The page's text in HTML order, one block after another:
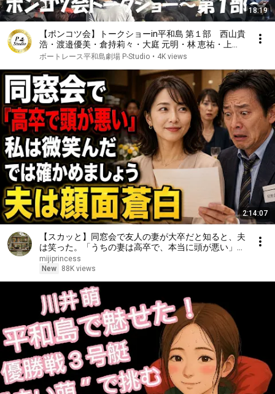
18:19
【ポンコツ会】トークショーin平和島 第１部 西山貴
浩・渡邉優美・倉持莉々・大庭 元明・林 恵祐・上條
暢嵩・須藤博倫
ボートレース平和島劇場 P-Studio • 4K views
2:14:07
【スカッと】同窓会で友人の妻が大卒だと知ると、夫
は笑った。「うちの妻は高卒で、本当に頭が悪い」私
は微笑んだ。「では、どちらが愚かか確かめましょ
う」――数分後、夫は顔面蒼白になった……。
mijiprincess
New
88K views